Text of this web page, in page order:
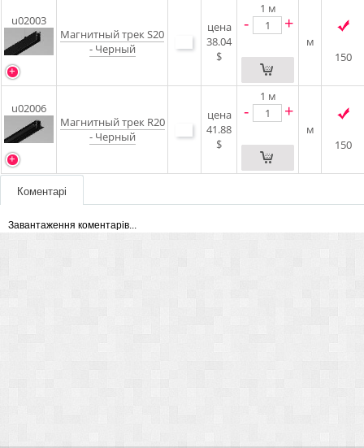
u02003
Магнитный трек S20
- Черный
цена
38.04
$
1 м
- +
м
150
u02006
Магнитный трек R20
- Черный
цена
41.88
$
1 м
- +
м
150
Коментарі
Завантаження коментарів...